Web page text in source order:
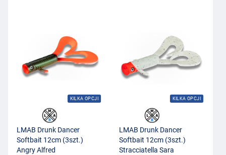
KILKA OPCJI
LMAB Drunk Dancer
Softbait 12cm (3szt.)
Angry Alfred
KILKA OPCJI
LMAB Drunk Dancer
Softbait 12cm (3szt.)
Stracciatella Sara